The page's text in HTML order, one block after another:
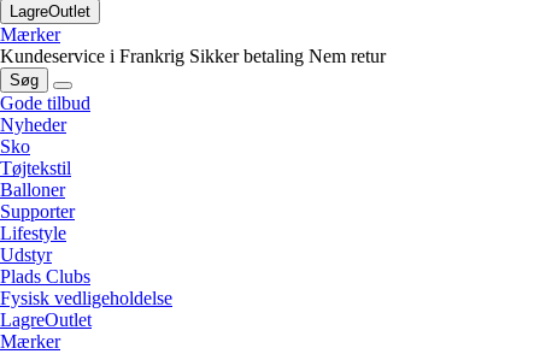
LagreOutlet
Mærker
Kundeservice i Frankrig Sikker betaling Nem retur
Søg
Gode tilbud
Nyheder
Sko
Tøjtekstil
Balloner
Supporter
Lifestyle
Udstyr
Plads Clubs
Fysisk vedligeholdelse
LagreOutlet
Mærker